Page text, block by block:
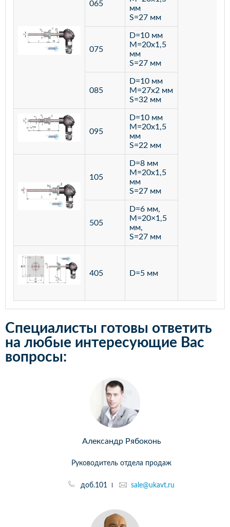
065
мм
S=27 мм
075
D=10 мм
M=20х1,5
мм
S=27 мм
085
D=10 мм
M=27х2 мм
S=32 мм
095
D=10 мм
M=20х1,5
мм
S=22 мм
105
D=8 мм
M=20х1,5
мм
S=27 мм
505
D=6 мм,
M=20×1,5
мм,
S=27 мм
405 D=5 мм
Специалисты готовы ответить
на любые интересующие Вас
вопросы:
Александр Рябоконь
Руководитель отдела продаж
доб.101 sale@ukavt.ru